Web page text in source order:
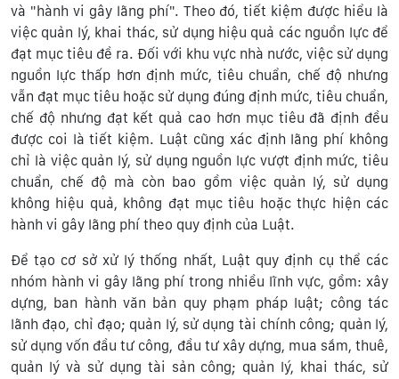
và "hành vi gây lãng phí". Theo đó, tiết kiệm được hiểu là
việc quản lý, khai thác, sử dụng hiệu quả các nguồn lực để
đạt mục tiêu đề ra. Đối với khu vực nhà nước, việc sử dụng
nguồn lực thấp hơn định mức, tiêu chuẩn, chế độ nhưng
vẫn đạt mục tiêu hoặc sử dụng đúng định mức, tiêu chuẩn,
chế độ nhưng đạt kết quả cao hơn mục tiêu đã định đều
được coi là tiết kiệm. Luật cũng xác định lãng phí không
chỉ là việc quản lý, sử dụng nguồn lực vượt định mức, tiêu
chuẩn, chế độ mà còn bao gồm việc quản lý, sử dụng
không hiệu quả, không đạt mục tiêu hoặc thực hiện các
hành vi gây lãng phí theo quy định của Luật.
Để tạo cơ sở xử lý thống nhất, Luật quy định cụ thể các
nhóm hành vi gây lãng phí trong nhiều lĩnh vực, gồm: xây
dựng, ban hành văn bản quy phạm pháp luật; công tác
lãnh đạo, chỉ đạo; quản lý, sử dụng tài chính công; quản lý,
sử dụng vốn đầu tư công, đầu tư xây dựng, mua sắm, thuê,
quản lý và sử dụng tài sản công; quản lý, khai thác, sử